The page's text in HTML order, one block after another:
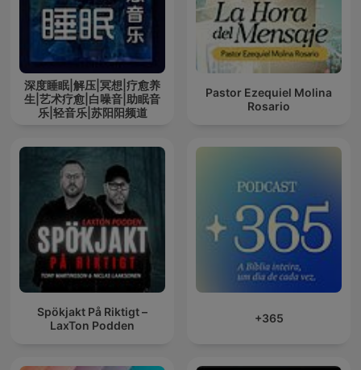
深度睡眠|解压|冥想|疗愈养
生|艺术疗愈|白噪音|助眠音
乐|轻音乐|苏阳阳频道
Pastor Ezequiel Molina
Rosario
Spökjakt På Riktigt –
LaxTon Podden
+365